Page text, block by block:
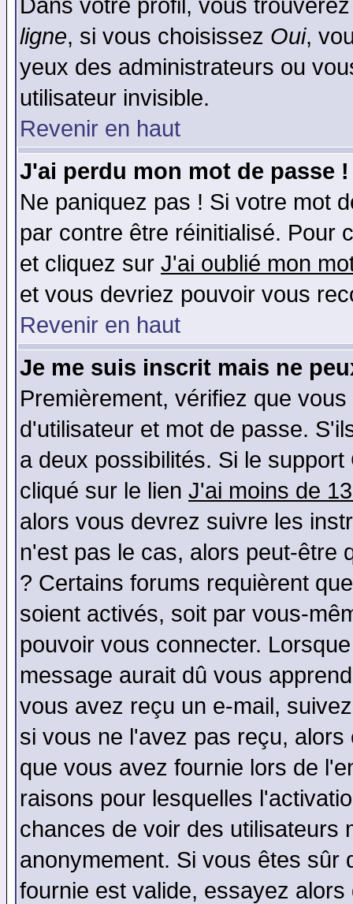
Dans votre profil, vous
ligne, si vous choisissez Oui,
yeux des administrateurs ou
utilisateur invisible.
Revenir en haut
J'ai perdu mon mot de passe !
Ne paniquez pas ! Si votre mot
par contre être réinitialisé. Pour
et cliquez sur J'ai oublié mon
et vous devriez pouvoir vous
Revenir en haut
Je me suis inscrit mais ne
Premièrement, vérifiez que
d'utilisateur et mot de passe.
a deux possibilités. Si le
cliqué sur le lien J'ai moins de
alors vous devrez suivre les
n'est pas le cas, alors peut-être
? Certains forums requièrent
soient activés, soit par vous-
pouvoir vous connecter.
message aurait dû vous
vous avez reçu un e-mail,
si vous ne l'avez pas reçu,
que vous avez fournie lors de
raisons pour lesquelles
chances de voir des utilisateurs
anonymement. Si vous êtes sûr
fournie est valide, essayez